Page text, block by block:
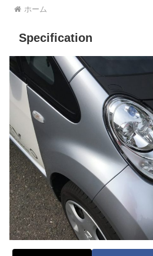
ホーム
Specification